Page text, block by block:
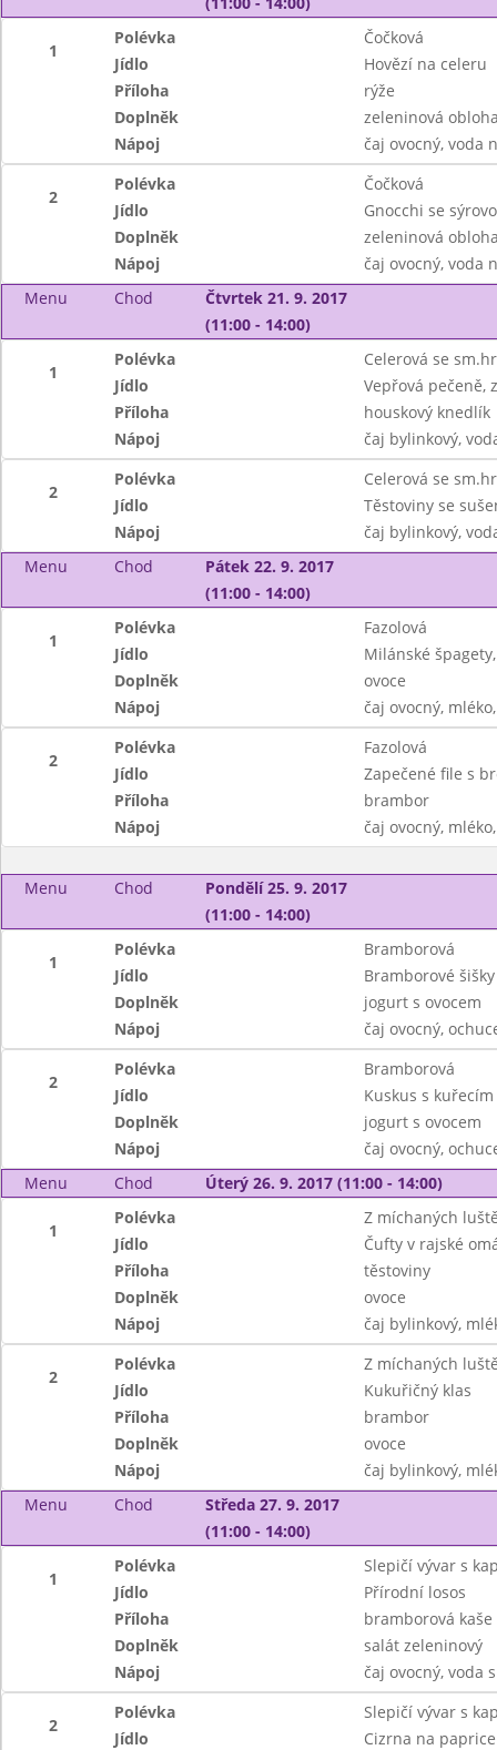
1
Polévka
Čočková
Jídlo
Hovězí na celeru
Příloha
rýže
Doplněk
zeleninová
Nápoj
čaj ovocný, voda
2
Polévka
Čočková
Jídlo
Gnocchi se
Doplněk
zeleninová
Nápoj
čaj ovocný, voda
Menu
Chod
Čtvrtek 21. 9. 2017
(11:00 - 14:00)
1
Polévka
Celerová se
Jídlo
Vepřová pečeně,
Příloha
houskový knedlík
Nápoj
čaj bylinkový,
2
Polévka
Celerová se
Jídlo
Těstoviny se
Nápoj
čaj bylinkový,
Menu
Chod
Pátek 22. 9. 2017
(11:00 - 14:00)
1
Polévka
Fazolová
Jídlo
Milánské
Doplněk
ovoce
Nápoj
čaj ovocný,
2
Polévka
Fazolová
Jídlo
Zapečené file s
Příloha
brambor
Nápoj
čaj ovocný,
Menu Chod
Pondělí 25. 9. 2017
(11:00 - 14:00)
1
Polévka
Bramborová
Jídlo
Bramborové
Doplněk
jogurt s ovocem
Nápoj
čaj ovocný,
2
Polévka
Bramborová
Jídlo
Kuskus s
Doplněk
jogurt s ovocem
Nápoj
čaj ovocný,
Menu
Chod Úterý 26. 9. 2017 (11:00 - 14:00)
1
Polévka
Z míchaných
Jídlo
Čufty v rajské
Příloha
těstoviny
Doplněk
ovoce
Nápoj
čaj bylinkový,
2
Polévka
Z míchaných
Jídlo
Kukuřičný klas
Příloha
brambor
Doplněk
ovoce
Nápoj
čaj bylinkový,
Menu
Chod
Středa 27. 9. 2017
(11:00 - 14:00)
1
Polévka
Slepičí vývar s
Jídlo
Přírodní losos
Příloha
bramborová kaše
Doplněk
salát zeleninový
Nápoj
čaj ovocný, voda
2
Polévka
Slepičí vývar s
Jídlo
Cizrna na paprice